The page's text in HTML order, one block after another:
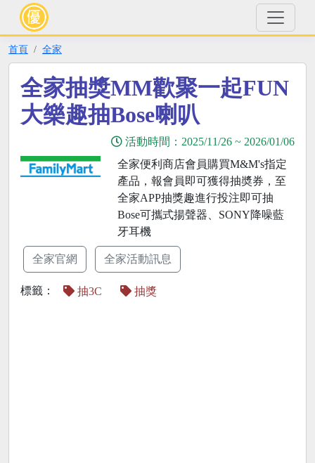
首頁 全家
全家抽獎MM歡聚一起FUN
大樂趣抽Bose喇叭
活動時間： 2025/11/26 ~ 2026/01/06
全家便利商店會員購買M&M's指定
產品，報會員即可獲得抽奬券，至
全家APP抽獎趣進行投注即可抽
Bose可攜式揚聲器、SONY降噪藍
牙耳機
全家官網 全家活動訊息
標籤： 抽3C 抽獎